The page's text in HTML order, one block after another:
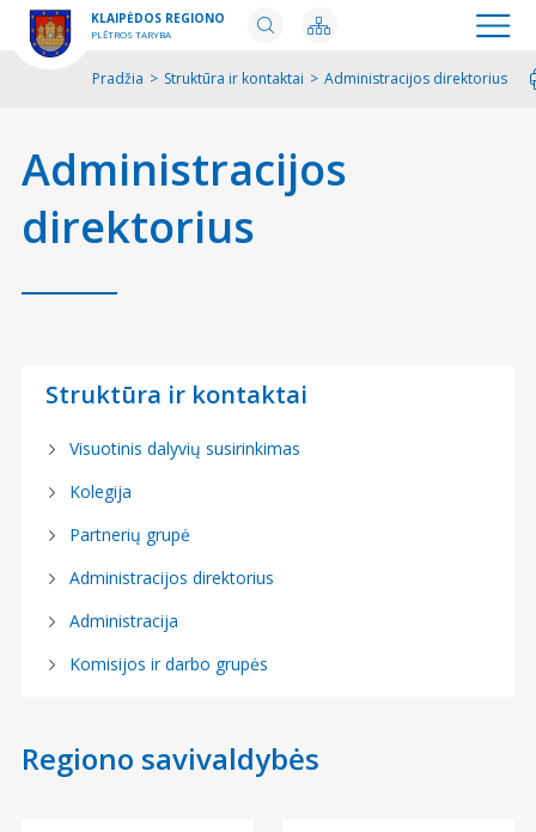
KLAIPĖDOS REGIONO
PLĖTROS TARYBA
Pradžia > Struktūra ir kontaktai > Administracijos direktorius
Administracijos
direktorius
Struktūra ir kontaktai
Visuotinis dalyvių susirinkimas
Kolegija
Partnerių grupė
Administracijos direktorius
Administracija
Komisijos ir darbo grupės
Regiono savivaldybės